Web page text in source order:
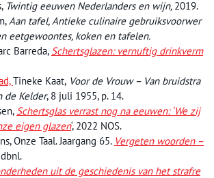
Twintig eeuwen Nederlanders en wijn, 2019.
Aan tafel, Antieke culinaire gebruiksvoorwer
eetgewoontes, koken en tafelen.
Barreda, Schertsglazen: vernuftig drinkverm
Tineke Kaat, Voor de Vrouw – Van bruidstra
de Kelder, 8 juli 1955, p. 14.
Schertsglas verrast nog na eeuwen: ‘We zij
eigen glazen‘, 2022 NOS.
Onze Taal. Jaargang 65. Vergeten woorden –
uit de geschiedenis van het strafre